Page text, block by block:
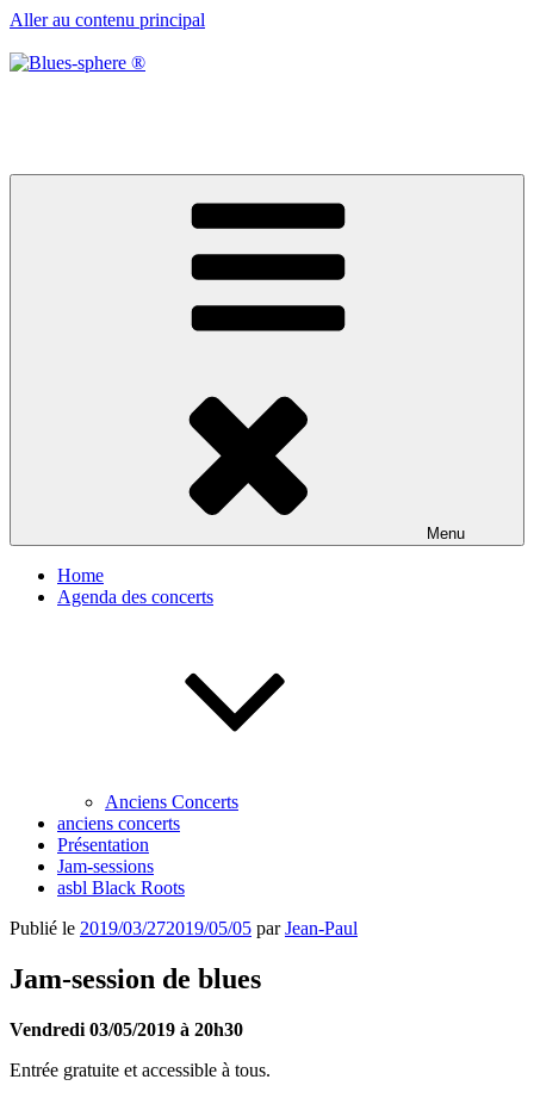
Aller au contenu principal
Menu
Home
Agenda des concerts
Anciens Concerts
anciens concerts
Présentation
Jam-sessions
asbl Black Roots
Publié le 2019/03/272019/05/05 parJean-Paul
Jam-session de blues
Vendredi 03/05/2019 à 20h30
Entrée gratuite et accessible à tous.